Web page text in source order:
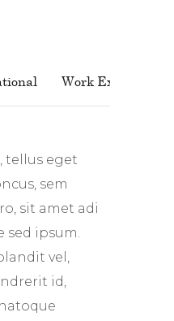
Work Experience
tellus eget
sem
sit amet adi
sed ipsum.
vel,
id,